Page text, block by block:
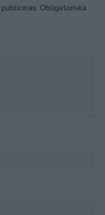
Obligatoriska